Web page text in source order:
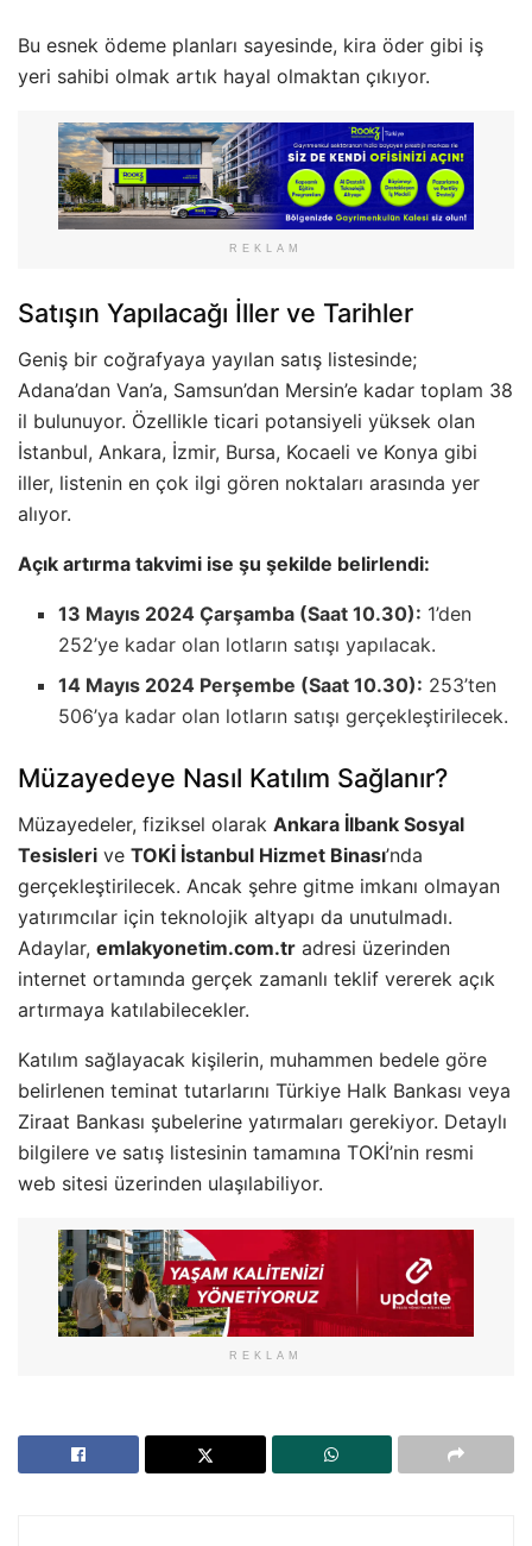
Bu esnek ödeme planları sayesinde, kira öder gibi iş
yeri sahibi olmak artık hayal olmaktan çıkıyor.
REKLAM
Satışın Yapılacağı İller ve Tarihler
Geniş bir coğrafyaya yayılan satış listesinde;
Adana’dan Van’a, Samsun’dan Mersin’e kadar toplam 38
il bulunuyor. Özellikle ticari potansiyeli yüksek olan
İstanbul, Ankara, İzmir, Bursa, Kocaeli ve Konya gibi
iller, listenin en çok ilgi gören noktaları arasında yer
alıyor.
Açık artırma takvimi ise şu şekilde belirlendi:
13 Mayıs 2024 Çarşamba (Saat 10.30): 1’den
252’ye kadar olan lotların satışı yapılacak.
14 Mayıs 2024 Perşembe (Saat 10.30): 253’ten
506’ya kadar olan lotların satışı gerçekleştirilecek.
Müzayedeye Nasıl Katılım Sağlanır?
Müzayedeler, fiziksel olarak Ankara İlbank Sosyal
Tesisleri ve TOKİ İstanbul Hizmet Binası’nda
gerçekleştirilecek. Ancak şehre gitme imkanı olmayan
yatırımcılar için teknolojik altyapı da unutulmadı.
Adaylar, emlakyonetim.com.tr adresi üzerinden
internet ortamında gerçek zamanlı teklif vererek açık
artırmaya katılabilecekler.
Katılım sağlayacak kişilerin, muhammen bedele göre
belirlenen teminat tutarlarını Türkiye Halk Bankası veya
Ziraat Bankası şubelerine yatırmaları gerekiyor. Detaylı
bilgilere ve satış listesinin tamamına TOKİ’nin resmi
web sitesi üzerinden ulaşılabiliyor.
REKLAM